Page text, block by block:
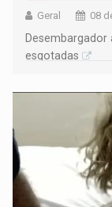
Geral 08
esgotadas